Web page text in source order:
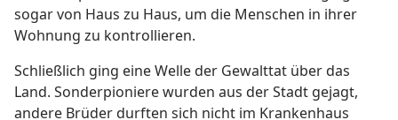
sogar von Haus zu Haus, um die Menschen in ihrer
Wohnung zu kontrollieren.
Schließlich ging eine Welle der Gewalttat über das
Land. Sonderpioniere wurden aus der Stadt gejagt,
andere Brüder durften sich nicht im Krankenhaus